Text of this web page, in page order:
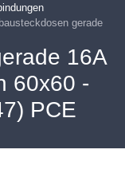
gerade
16A
60x60 -
PCE